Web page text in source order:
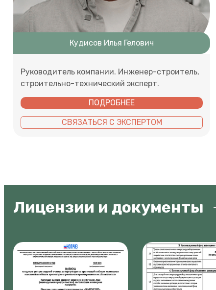
Кудисов Илья Гелович
Руководитель компании. Инженер-строитель,
строительно-технический эксперт.
ПОДРОБНЕЕ
СВЯЗАТЬСЯ С ЭКСПЕРТОМ
Лицензии и документы